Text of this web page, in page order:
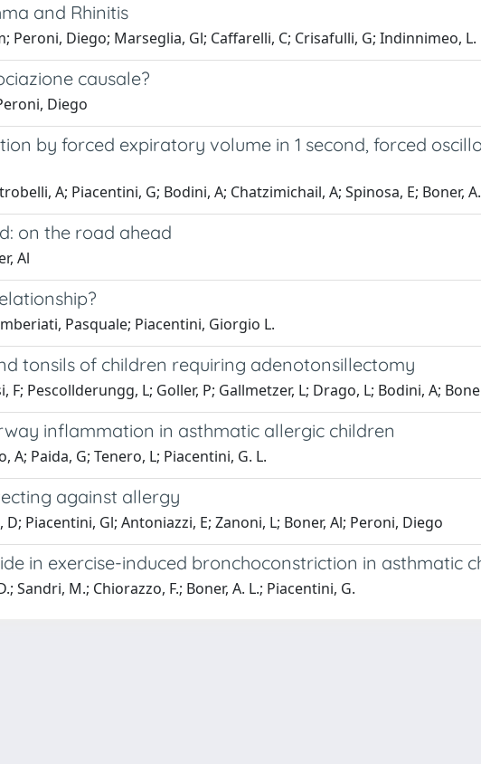
and Rhinitis
Peroni, Diego; Marseglia, Gl; Caffarelli, C; Crisafulli, G; Indinnimeo, L.
causale?
Diego
by forced expiratory volume in 1 second, forced
A; Piacentini, G; Bodini, A; Chatzimichail, A; Spinosa, E; Boner,
on the road ahead
Al
Pasquale; Piacentini, Giorgio L.
tonsils of children requiring adenotonsillectomy
Pescollderungg, L; Goller, P; Gallmetzer, L; Drago, L; Bodini, A;
inflammation in asthmatic allergic children
Paida, G; Tenero, L; Piacentini, G. L.
against allergy
Piacentini, Gl; Antoniazzi, E; Zanoni, L; Boner, Al; Peroni, Diego
in exercise-induced bronchoconstriction in asthmatic
Sandri, M.; Chiorazzo, F.; Boner, A. L.; Piacentini, G.